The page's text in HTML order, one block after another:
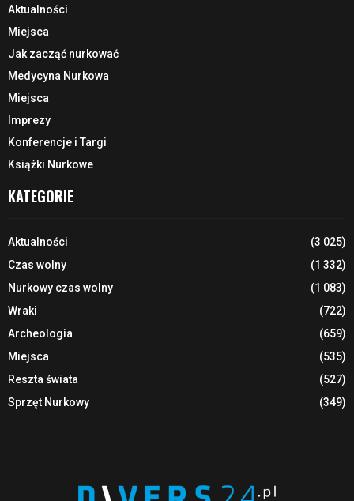
Aktualności
Miejsca
Jak zacząć nurkować
Medycyna Nurkowa
Miejsca
Imprezy
Konferencje i Targi
Książki Nurkowe
KATEGORIE
Aktualności
(3 025)
Czas wolny
(1 332)
Nurkowy czas wolny
(1 083)
Wraki
(722)
Archeologia
(659)
Miejsca
(535)
Reszta świata
(527)
Sprzęt Nurkowy
(349)